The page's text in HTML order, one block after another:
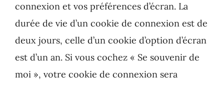
connexion et vos préférences d’écran. La
durée de vie d’un cookie de connexion est de
deux jours, celle d’un cookie d’option d’écran
est d’un an. Si vous cochez « Se souvenir de
moi », votre cookie de connexion sera